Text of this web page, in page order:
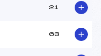
21
63